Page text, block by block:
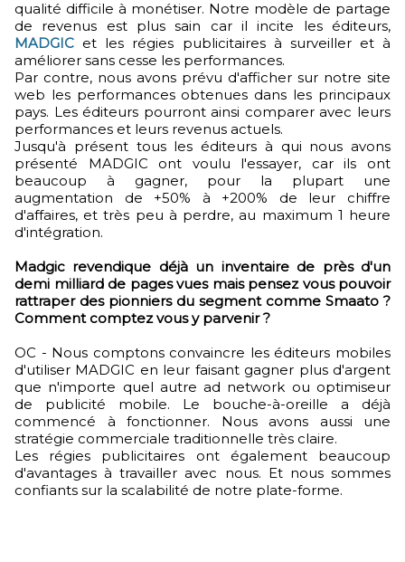
qualité difficile à monétiser. Notre modèle de partage
de revenus est plus sain car il incite les éditeurs,
MADGIC et les régies publicitaires à surveiller et à
améliorer sans cesse les performances.
Par contre, nous avons prévu d'afficher sur notre site
web les performances obtenues dans les principaux
pays. Les éditeurs pourront ainsi comparer avec leurs
performances et leurs revenus actuels.
Jusqu'à présent tous les éditeurs à qui nous avons
présenté MADGIC ont voulu l'essayer, car ils ont
beaucoup à gagner, pour la plupart une
augmentation de +50% à +200% de leur chiffre
d'affaires, et très peu à perdre, au maximum 1 heure
d'intégration.
Madgic revendique déjà un inventaire de près d'un
demi milliard de pages vues mais pensez vous pouvoir
rattraper des pionniers du segment comme Smaato ?
Comment comptez vous y parvenir ?
OC - Nous comptons convaincre les éditeurs mobiles
d'utiliser MADGIC en leur faisant gagner plus d'argent
que n'importe quel autre ad network ou optimiseur
de publicité mobile. Le bouche-à-oreille a déjà
commencé à fonctionner. Nous avons aussi une
stratégie commerciale traditionnelle très claire.
Les régies publicitaires ont également beaucoup
d'avantages à travailler avec nous. Et nous sommes
confiants sur la scalabilité de notre plate-forme.